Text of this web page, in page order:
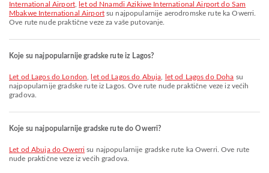
International Airport,
let od Nnamdi Azikiwe International Airport do Sam
Mbakwe International Airportsu najpopularnije aerodromske rute ka Owerri.
Ove rute nude praktične veze za vaše putovanje.
Koje su najpopularnije gradske rute iz Lagos?
let od Lagos do London let od Lagos do Abuja let od Lagos do Doha su
najpopularnije gradske rute iz Lagos. Ove rute nude praktične veze iz većih
gradova.
Koje su najpopularnije gradske rute do Owerri?
let od Abuja do Owerri su najpopularnije gradske rute ka Owerri. Ove rute
nude praktične veze iz većih gradova.